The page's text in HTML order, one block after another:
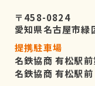
〒458-0824
愛知県名古屋市
提携駐車場
名鉄協商 有松駅
名鉄協商 有松駅前